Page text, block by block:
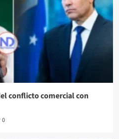
conflicto comercial con
0